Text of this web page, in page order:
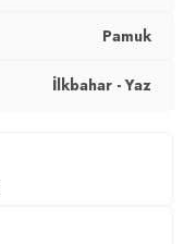
Pamuk
İlkbahar - Yaz